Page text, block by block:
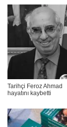
Tarihçi Feroz Ahmad
hayatını kaybetti